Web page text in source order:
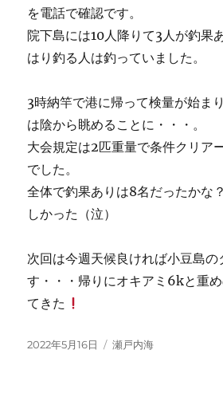
を電話で確認です。
院下島には10人降りて3人が釣果
はり釣る人は釣っていました。
3時納竿で港に帰って検量が始ま
は陰から眺めることに・・・。
大会規定は2匹重量で条件クリア
でした。
全体で釣果ありは8名だったかな
しかった（泣）
次回は今週天候良ければ小豆島の
す・・・帰りにオキアミ6kと重
てきた
投
2022年5月16日
カ
瀬戸内海